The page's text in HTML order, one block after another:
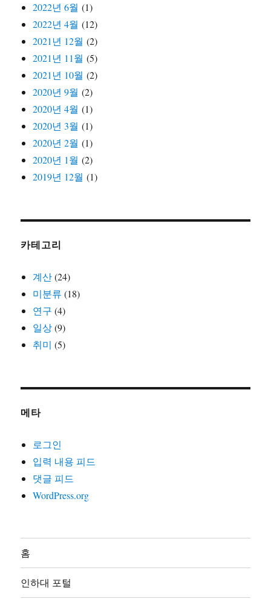
2022년 6월 (1)
2022년 4월 (12)
2021년 12월 (2)
2021년 11월 (5)
2021년 10월 (2)
2020년 9월 (2)
2020년 4월 (1)
2020년 3월 (1)
2020년 2월 (1)
2020년 1월 (2)
2019년 12월 (1)
카테고리
계산(24)
미분류 (18)
연구 (4)
일상(9)
취미 (5)
메타
로그인
입력 내용 피드
댓글 피드
WordPress.org
홈
인하대 포털